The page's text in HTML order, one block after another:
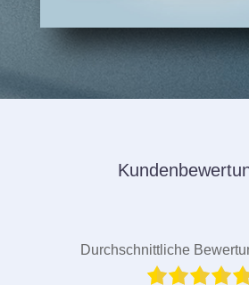
Durchschnittliche